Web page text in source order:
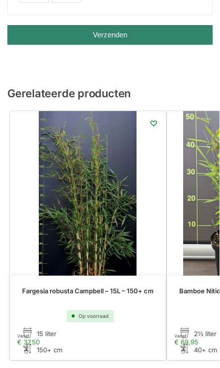
Verzenden
Gerelateerde producten
Fargesia robusta Campbell – 15L – 150+ cm
Op voorraad
€ 37,50
Vanaf 15 liter
150+ cm
Bamboe
€ 69,95
Vanaf 2½ liter
40+ cm